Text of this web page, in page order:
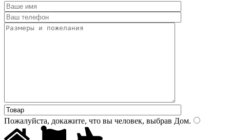
Пожалуйста, докажите, что вы человек, выбрав Дом.